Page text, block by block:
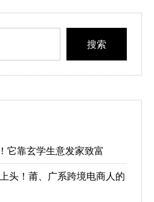
搜索
它靠玄学生意发家致富
头！莆、广系跨境电商人的